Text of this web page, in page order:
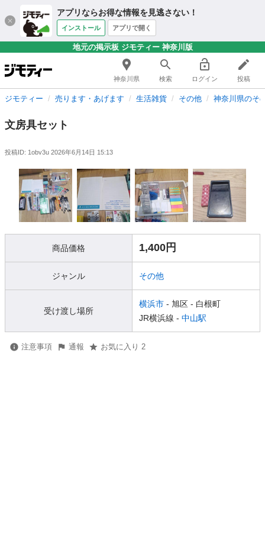
アプリならお得な情報を見逃さない！
インストール アプリで開く
地元の掲示板 ジモティー 神奈川版
神奈川県 検索 ログイン 投稿
ジモティー 売ります・あげます 生活雑貨 その他 神奈川県のそ
文房具セット
投稿ID: 1obv3u 2026年6月14日 15:13
商品価格 1,400円
ジャンル その他
受け渡し場所
横浜市 - 旭区 - 白根町
JR横浜線 - 中山駅
注意事項 通報 お気に入り 2